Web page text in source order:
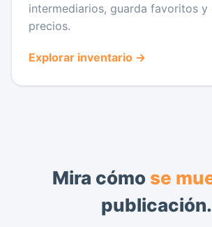
intermediarios, guarda favoritos y
precios.
Explorar inventario →
Mira cómo se
publicación.